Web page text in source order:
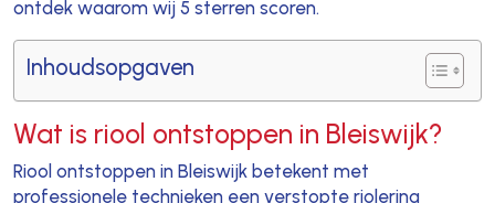
ontdek waarom wij 5 sterren scoren.
Inhoudsopgaven
Wat is riool ontstoppen in Bleiswijk?
Riool ontstoppen in Bleiswijk betekent met
professionele technieken een verstopte riolering